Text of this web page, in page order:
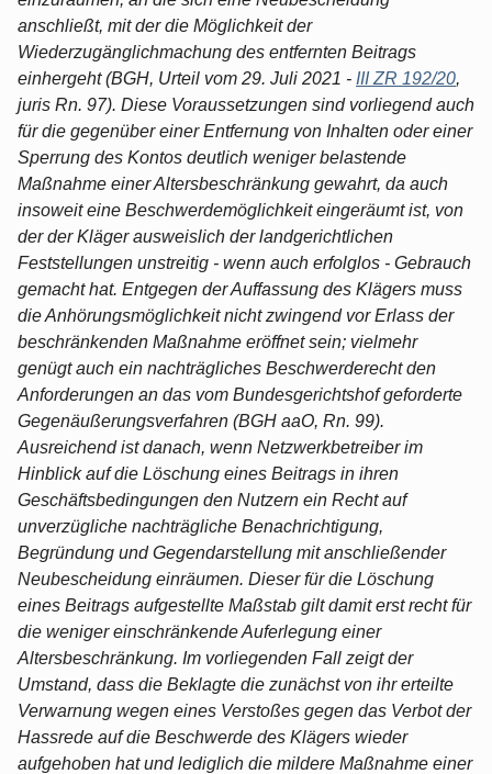
anschließt, mit der die Möglichkeit der
Wiederzugänglichmachung des entfernten Beitrags
einhergeht (BGH, Urteil vom 29. Juli 2021 - III ZR 192/20,
juris Rn. 97). Diese Voraussetzungen sind vorliegend auch
für die gegenüber einer Entfernung von Inhalten oder einer
Sperrung des Kontos deutlich weniger belastende
Maßnahme einer Altersbeschränkung gewahrt, da auch
insoweit eine Beschwerdemöglichkeit eingeräumt ist, von
der der Kläger ausweislich der landgerichtlichen
Feststellungen unstreitig - wenn auch erfolglos - Gebrauch
gemacht hat. Entgegen der Auffassung des Klägers muss
die Anhörungsmöglichkeit nicht zwingend vor Erlass der
beschränkenden Maßnahme eröffnet sein; vielmehr
genügt auch ein nachträgliches Beschwerderecht den
Anforderungen an das vom Bundesgerichtshof geforderte
Gegenäußerungsverfahren (BGH aaO, Rn. 99).
Ausreichend ist danach, wenn Netzwerkbetreiber im
Hinblick auf die Löschung eines Beitrags in ihren
Geschäftsbedingungen den Nutzern ein Recht auf
unverzügliche nachträgliche Benachrichtigung,
Begründung und Gegendarstellung mit anschließender
Neubescheidung einräumen. Dieser für die Löschung
eines Beitrags aufgestellte Maßstab gilt damit erst recht für
die weniger einschränkende Auferlegung einer
Altersbeschränkung. Im vorliegenden Fall zeigt der
Umstand, dass die Beklagte die zunächst von ihr erteilte
Verwarnung wegen eines Verstoßes gegen das Verbot der
Hassrede auf die Beschwerde des Klägers wieder
aufgehoben hat und lediglich die mildere Maßnahme einer